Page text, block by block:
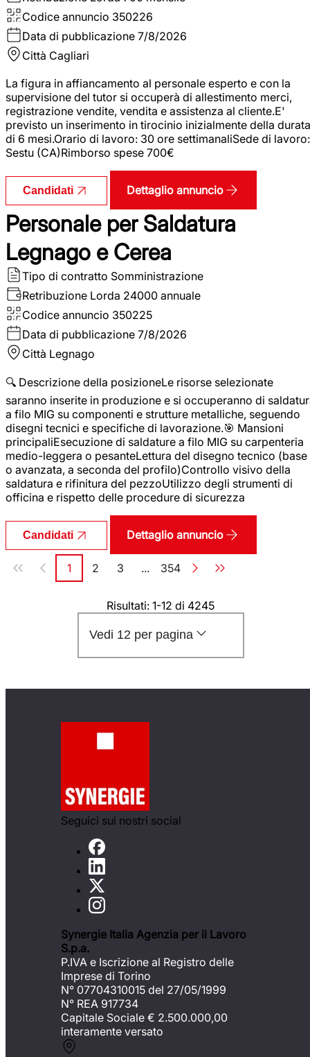
Codice annuncio 350226
Data di pubblicazione 7/8/2026
Città Cagliari
La figura in affiancamento al personale esperto e con la
supervisione del tutor si occuperà di allestimento merci,
registrazione vendite, vendita e assistenza al cliente.E'
previsto un inserimento in tirocinio inizialmente della durata
di 6 mesi.Orario di lavoro: 30 ore settimanaliSede di lavoro:
Sestu (CA)Rimborso spese 700€
Candidati Dettaglio annuncio
Personale per Saldatura
Legnago e Cerea
Tipo di contratto Somministrazione
Retribuzione Lorda 24000 annuale
Codice annuncio 350225
Data di pubblicazione 7/8/2026
Città Legnago
🔍 Descrizione della posizioneLe risorse selezionate
saranno inserite in produzione e si occuperanno di
a filo MIG su componenti e strutture metalliche, seguendo
disegni tecnici e specifiche di lavorazione.🎯 Mansioni
principaliEsecuzione di saldature a filo MIG su carpenteria
medio-leggera o pesanteLettura del disegno tecnico (base
o avanzata, a seconda del profilo)Controllo visivo della
saldatura e rifinitura del pezzoUtilizzo degli strumenti di
officina e rispetto delle procedure di sicurezza
Candidati Dettaglio annuncio
Paginazione
Pagina
1 Pagina
2 Pagina
3 ... Pagina
354
Risultati: 1-12 di 4245
Vedi 12 per pagina
Seguici sui nostri social
Synergie Italia Agenzia per il Lavoro
S.p.a.
P.IVA e Iscrizione al Registro delle
Imprese di Torino
N° 07704310015 del 27/05/1999
N° REA 917734
Capitale Sociale € 2.500.000,00
interamente versato